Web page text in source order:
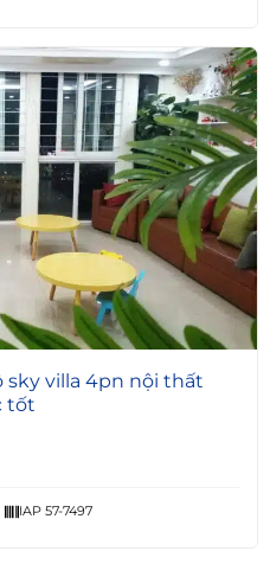
sky villa 4pn nội thất
tốt
IAP 57-7497